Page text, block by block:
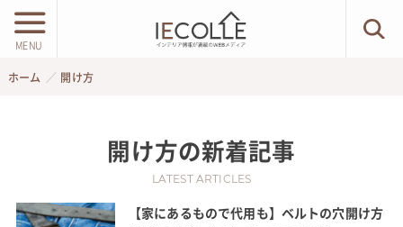
MENU
ホーム 開け方
開け方の新着記事
LATEST ARTICLES
【家にあるもので代用も】ベルトの穴開け方